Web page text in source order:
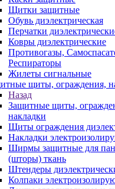
Щитки защитные
Обувь диэлектрическая
Перчатки
Ковры диэлектрические
Противогазы,
Респираторы
Жилеты сигнальные
щиты, ограждения,
Назад
Защитные щиты,
накладки
Щиты ограждения
Накладки
Ширмы защитные для
(шторы) ткань
Штендеры
Колпаки